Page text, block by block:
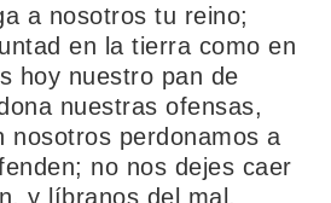
a nosotros tu reino;
en la tierra como en
hoy nuestro pan de
nuestras ofensas,
nosotros perdonamos a
no nos dejes caer
y líbranos del mal.